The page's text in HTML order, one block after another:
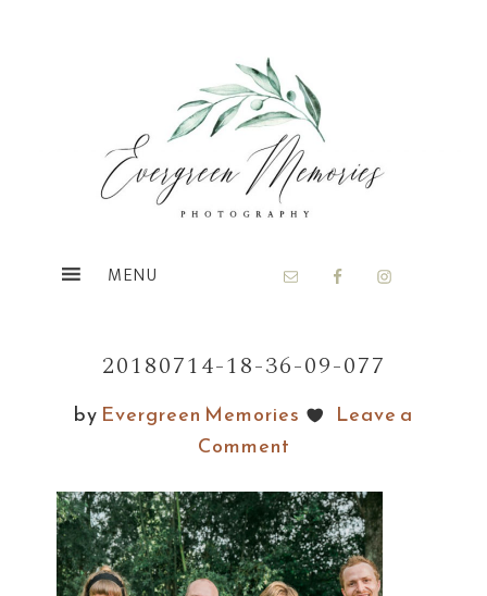
20180714-18-36-09-077
by Evergreen Memories
Leave a
Comment